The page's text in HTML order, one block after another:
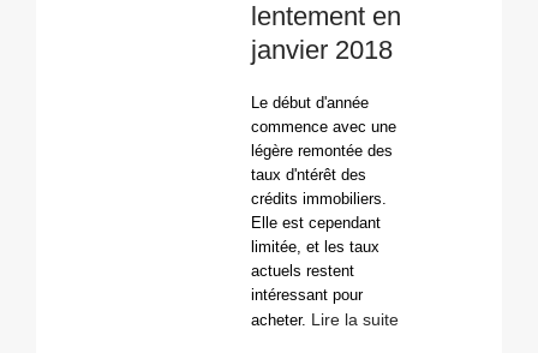
lentement en
janvier 2018
Le début d'année
commence avec une
légère remontée des
taux d'ntérêt des
crédits immobiliers.
Elle est cependant
limitée, et les taux
actuels restent
intéressant pour
acheter. Lire la suite